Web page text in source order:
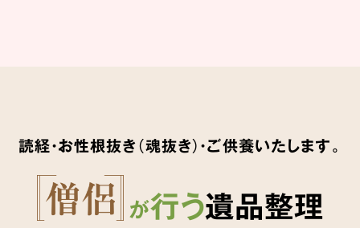
が行う遺品整理
読経・お性根抜き（魂抜き）・ご供養いたします。